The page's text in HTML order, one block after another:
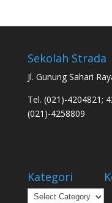
Sekolah Strada
Jl. Gunung Sahari
Tel. (021)-4204821;
(021)-4258809
Kategori
Kategori